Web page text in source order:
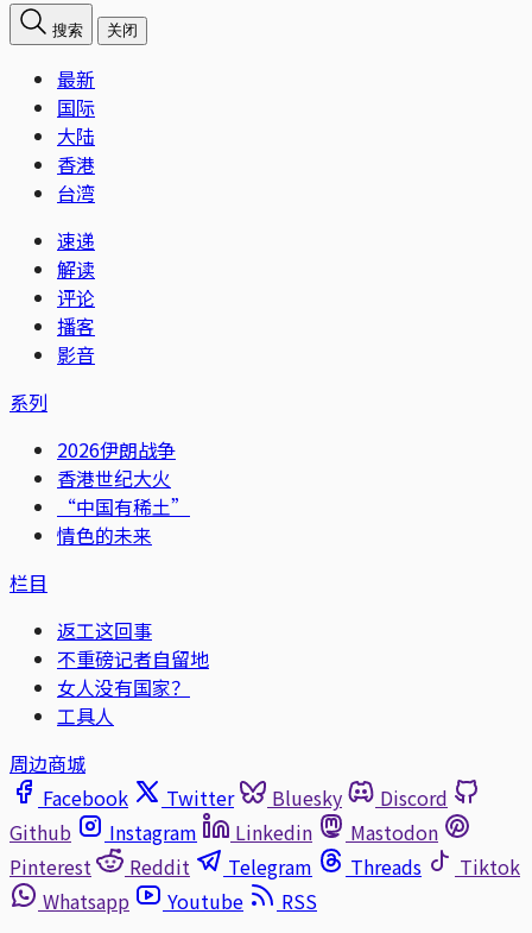
搜索 关闭
最新
国际
大陆
香港
台湾
速递
解读
评论
播客
影音
系列
2026伊朗战争
香港世纪大火
“中国有稀土”
情色的未来
栏目
返工这回事
不重磅记者自留地
女人没有国家？
工具人
周边商城
Facebook
Twitter Bluesky
Discord
Github
Instagram Linkedin
Mastodon
Pinterest
Reddit Telegram Threads
Tiktok
Whatsapp
Youtube
RSS